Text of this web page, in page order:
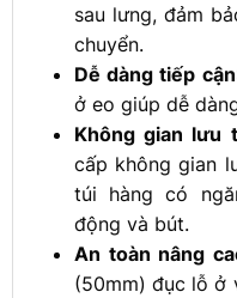
sau lưng, đảm
chuyển.
Dễ dàng tiếp cận
ở eo giúp dễ
Không gian lưu
cấp không gian
túi hàng có
động và bút.
An toàn nâng
(50mm) đục lỗ ở